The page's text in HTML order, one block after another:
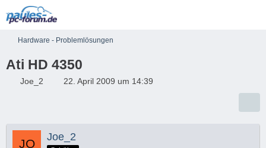
Hardware - Problemlösungen
Ati HD 4350
Joe_2 22. April 2009 um 14:39
Joe_2